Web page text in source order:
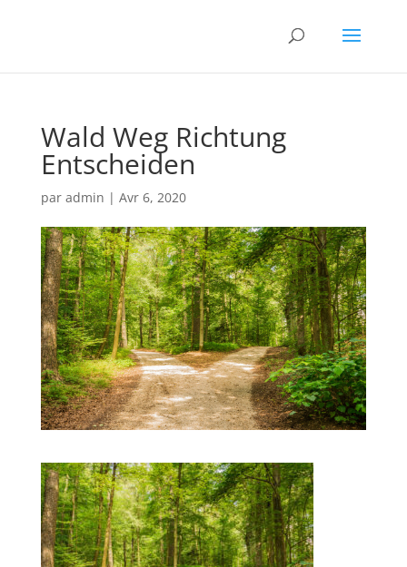
Wald Weg Richtung
Entscheiden
par admin | Avr 6, 2020